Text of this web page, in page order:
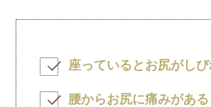
座っているとお尻がし
腰からお尻に痛みがある